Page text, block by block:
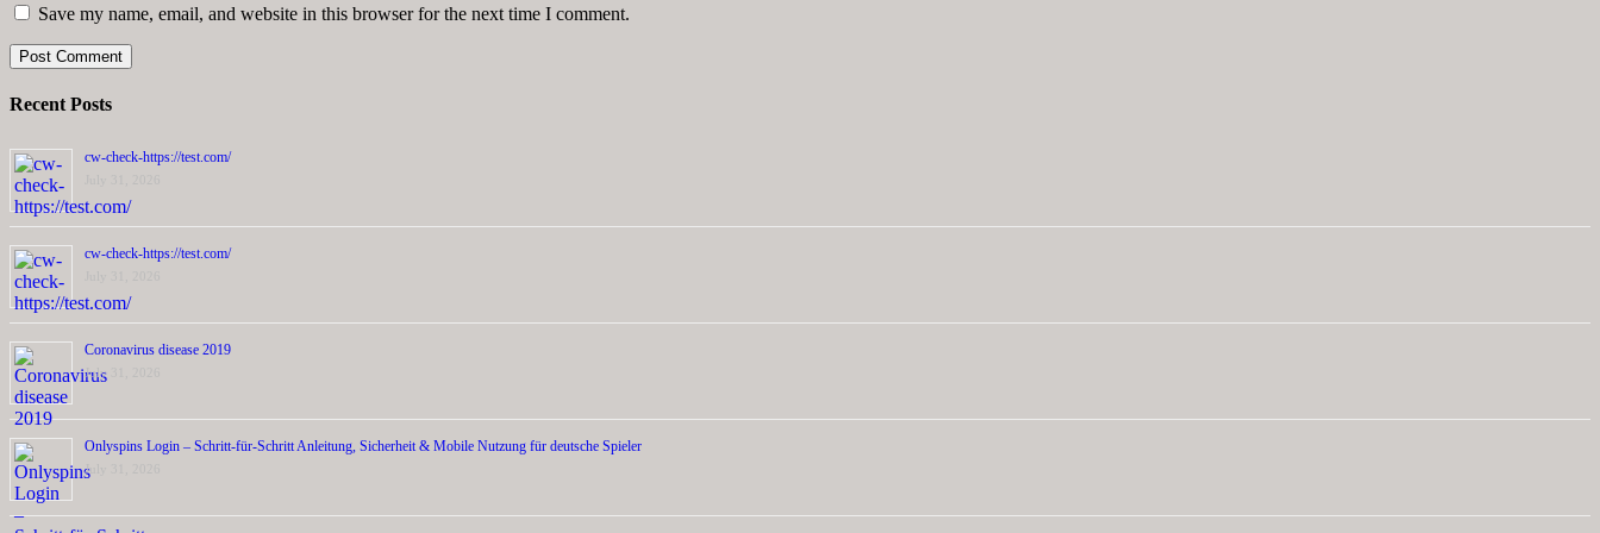
Save my name, email, and website in this browser for the next time I comment.
Recent Posts
cw-check-https://test.com/
cw-check-https://test.com/
Coronavirus disease 2019
July 31, 2026
Onlyspins Login – Schritt‑für‑Schritt Anleitung, Sicherheit & Mobile Nutzung für deutsche Spieler
July 31, 2026